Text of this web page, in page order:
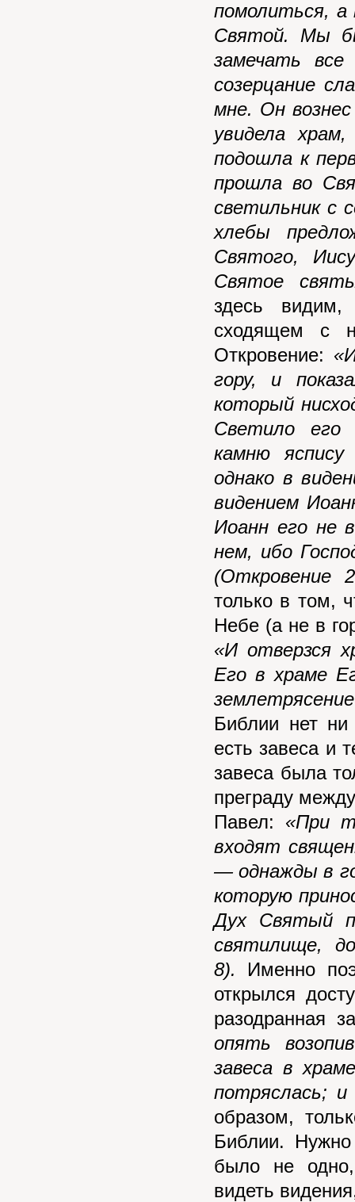
помолиться, а
Святой. Мы
замечать
созерцание
мне. Он
увидела
подошла к
прошла во
светильник с
хлебы
Святого,
Святое
здесь видим,
сходящем с
Откровение:
гору, и
который
Светило его
камню яспису
однако в
видением
Иоанн его не
нем, ибо
(Откровение
только в том,
Небе (а не в
«И отверзся
Его в храме
Библии нет
есть завеса и
завеса была
преграду
Павел: «При
входят
— однажды в
которую
Дух Святый
святилище,
8).
Именно
открылся
разодранная
опять
завеса в
потряслась;
образом,
Библии.
было не
видеть